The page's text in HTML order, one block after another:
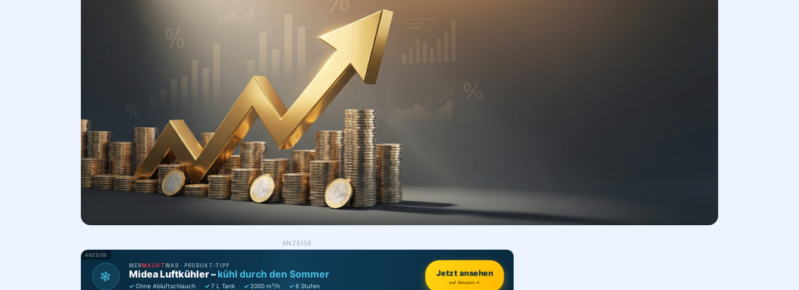
ANZEIGE
ANZEIGE
❄
WERMACHTWAS · PRODUKT-TIPP
Midea Luftkühler – kühl durch den Sommer
✓ Ohne Abluftschlauch · ✓ 7 L Tank · ✓ 2000 m³/h · ✓ 6 Stufen
Jetzt ansehen
auf Amazon →